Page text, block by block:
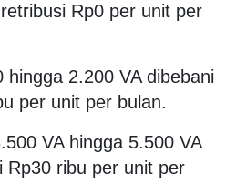
Rp0 per unit per
2.200 VA dibebani
per unit per bulan.
VA hingga 5.500 VA
Rp30 ribu per unit per